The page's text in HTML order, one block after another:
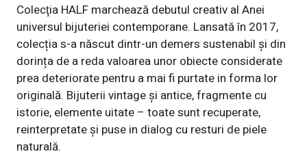
Colecţia HALF marchează debutul creativ al Anei
universul bijuteriei contemporane. Lansată în 2017,
colecția s-a născut dintr-un demers sustenabil și din
dorința de a reda valoarea unor obiecte considerate
prea deteriorate pentru a mai fi purtate in forma lor
originală. Bijuterii vintage și antice, fragmente cu
istorie, elemente uitate – toate sunt recuperate,
reinterpretate și puse in dialog cu resturi de piele
naturală.